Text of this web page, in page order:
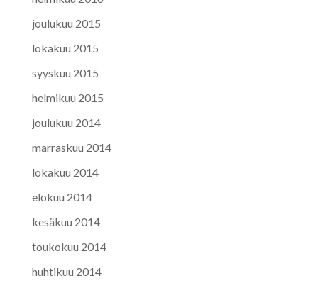
joulukuu 2015
lokakuu 2015
syyskuu 2015
helmikuu 2015
joulukuu 2014
marraskuu 2014
lokakuu 2014
elokuu 2014
kesäkuu 2014
toukokuu 2014
huhtikuu 2014